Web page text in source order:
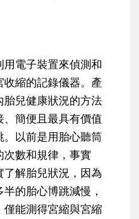
電子裝置來偵測和
縮的記錄儀器。產
兒健康狀況的方法
簡便且最具有價值
以前是用胎心聽筒
次數和規律，事實
解胎兒狀況，因為
的胎心博跳減慢，
能測得宮縮與宮縮